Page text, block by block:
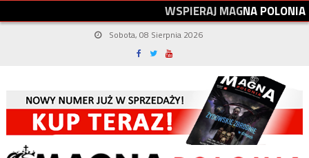
WSPIERAJMAGNAPOLONIA
Sobota, 08 Sierpnia 2026